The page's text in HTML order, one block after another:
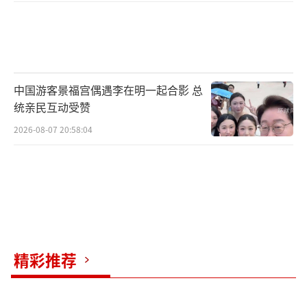
中国游客景福宫偶遇李在明一起合影 总
统亲民互动受赞
2026-08-07 20:58:04
精彩推荐